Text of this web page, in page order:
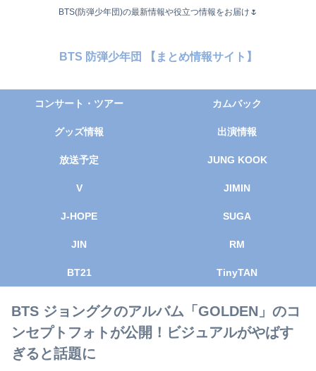
BTS(防弾少年団)の最新情報や役立つ情報をお届け🌷
BTS 防弾少年団 【まとめ情報サイト】
コンサート・ツアー カムバック
グッズ情報 出演情報
放送予定 JUNG KOOK
V JIMIN
J-HOPE SUGA
JIN RM
BT21 TinyTAN
BTS ジョングクのアルバム「GOLDEN」のコ
ンセプトフォトが公開！ビジュアルがやばす
ぎると話題に